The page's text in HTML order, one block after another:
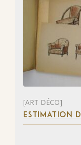
[ART DÉCO]
ESTIMATION